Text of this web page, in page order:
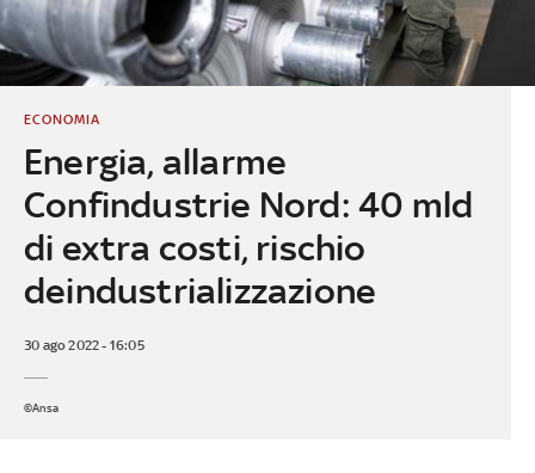
Energia, allarme
Confindustrie Nord: 40 mld
di extra costi, rischio
deindustrializzazione
ECONOMIA
30 ago 2022 - 16:05
©Ansa